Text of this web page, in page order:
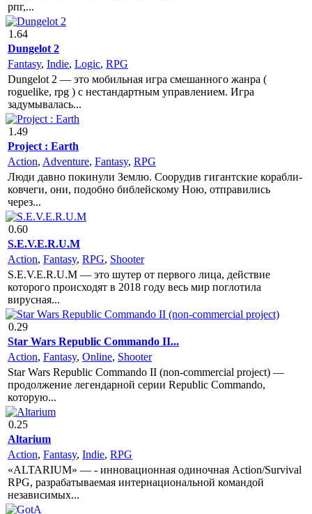
рпг,...
1.64
Dungelot 2
Fantasy, Indie, Logic, RPG
Dungelot 2 — это мобильная игра смешанного жанра (
roguelike, rpg ) с нестандартным управлением. Игра
задумывалась...
1.49
Project : Earth
Action, Adventure, Fantasy, RPG
Люди давно покинули Землю. Соорудив гигантские корабли-
ковчеги, они, подобно библейскому Ною, отправились
через...
0.60
S.E.V.E.R.U.M
Action, Fantasy, RPG, Shooter
S.E.V.E.R.U.M — это шутер от первого лица, действие
которого происходят в 2018 году весь мир поглотила
вирусная...
0.29
Star Wars Republic Commando II...
Action, Fantasy, Online, Shooter
Star Wars Republic Commando II (non-commercial project) —
продолжение легендарной серии Republic Commando,
которую...
0.25
Altarium
Action, Fantasy, Indie, RPG
«ALTARIUM» — - инновационная одиночная Action/Survival
RPG, разрабатываемая интернациональной командой
независимых...